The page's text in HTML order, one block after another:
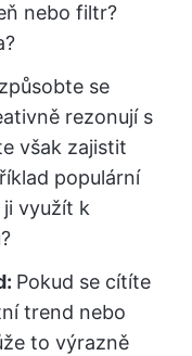
nebo filtr?
se
rezonují s
však zajistit
populární
využít k
Pokud se cítíte
trend nebo
to výrazně